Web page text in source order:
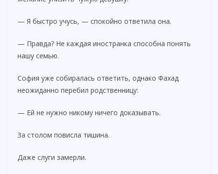
— Я быстро учусь, — спокойно ответила она.
— Правда? Не каждая иностранка способна понять
нашу семью.
София уже собиралась ответить, однако Фахад
неожиданно перебил родственницу:
— Ей не нужно никому ничего доказывать.
За столом повисла тишина.
Даже слуги замерли.